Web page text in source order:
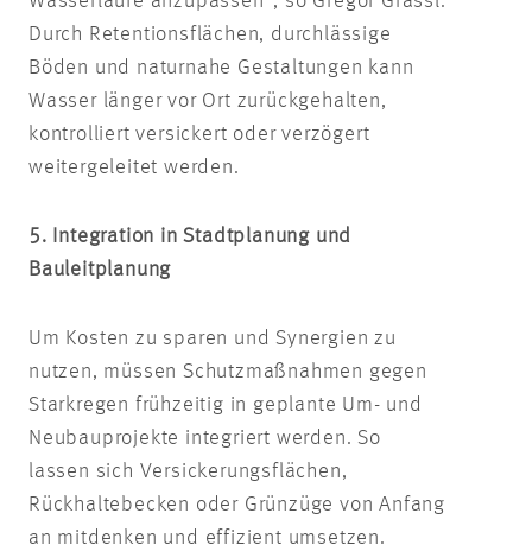
Durch Retentionsflächen, durchlässige
Böden und naturnahe Gestaltungen kann
Wasser länger vor Ort zurückgehalten,
kontrolliert versickert oder verzögert
weitergeleitet werden.
5. Integration in Stadtplanung und
Bauleitplanung
Um Kosten zu sparen und Synergien zu
nutzen, müssen Schutzmaßnahmen gegen
Starkregen frühzeitig in geplante Um- und
Neubauprojekte integriert werden. So
lassen sich Versickerungsflächen,
Rückhaltebecken oder Grünzüge von Anfang
an mitdenken und effizient umsetzen.